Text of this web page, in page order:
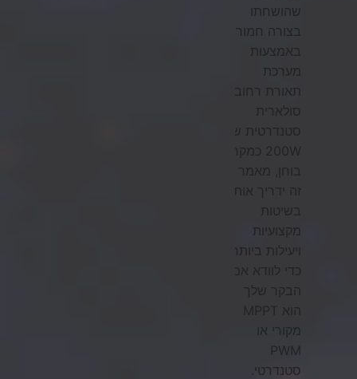
שהושחתו
בצורה חמורה.
באמצעות
מערכת
תאורת רחוב
סולארית
סטנדרטית של
200W כמקרה
בוחן, מאמר
זה ידריך אותך
בשיטות
מקצועיות
ויעילות ביותר
כדי לוודא אם
הבקר שלך
הוא MPPT
מקורי או
PWM
סטנדרטי.